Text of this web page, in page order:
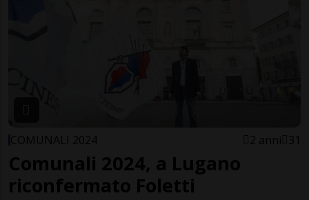
COMUNALI 2024 2 anni 31
Comunali 2024, a Lugano
riconfermato Foletti